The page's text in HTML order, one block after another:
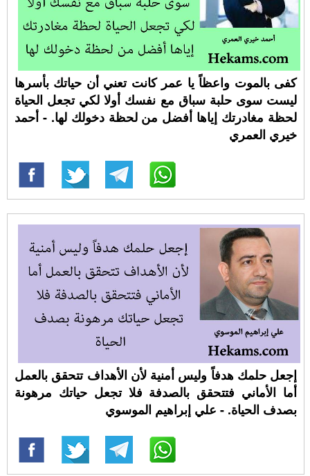
كفى بالموت واعظاً يا عمر كانت تعني أن حياتك بأسرها
ليست سوى حلبة سباق مع نفسك أولا لكي تجعل الحياة
لحظة مغادرتك إياها أفضل من لحظة دخولك لها. - أحمد
خيري العمري
إجعل حلمك هدفاً وليس أمنية لأن الأهداف تتحقق بالعمل
أما الأماني فتتحقق بالصدفة فلا تجعل حياتك مرهونة
بصدف الحياة. - علي إبراهيم الموسوي